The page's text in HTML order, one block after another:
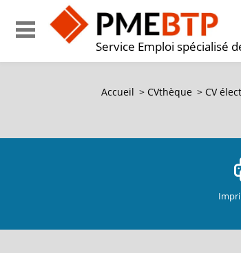
Service Emploi spécialisé
Accueil > CVthèque > CV